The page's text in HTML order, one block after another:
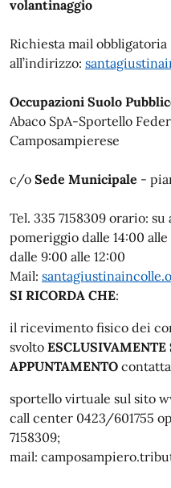
volantinaggio
Richiesta mail obbligatoria
all’indirizzo:
Occupazioni Suolo
Abaco SpA-Sportello
Camposampierese
c/o Sede Municipale -
Tel. 335 7158309 orario:
pomeriggio dalle 14:00
dalle 9:00 alle 12:00
Mail:
SI RICORDA CHE:
il ricevimento fisico dei
svolto ESCLUSIVAMENTE
APPUNTAMENTO
sportello virtuale sul sito
call center 0423/601755
7158309;
mail: